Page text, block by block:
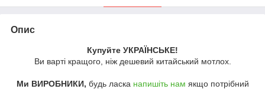
Опис
Купуйте УКРАЇНСЬКЕ!
Ви варті кращого, ніж дешевий китайський мотлох.
Ми ВИРОБНИКИ, будь ласка напишіть нам якщо потрібний